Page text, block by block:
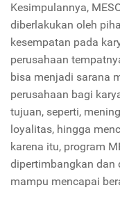
Kesimpulannya,
diberlakukan oleh
kesempatan pada
perusahaan
bisa menjadi sarana
perusahaan bagi
tujuan, seperti,
loyalitas, hingga
karena itu, program
dipertimbangkan dan
mampu mencapai